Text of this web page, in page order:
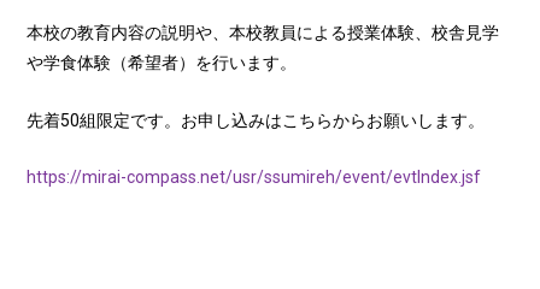
本校の教育内容の説明や、本校教員による授業体験、校舎見学
や学食体験（希望者）を行います。
先着50組限定です。お申し込みはこちらからお願いします。
https://mirai-compass.net/usr/ssumireh/event/evtIndex.jsf